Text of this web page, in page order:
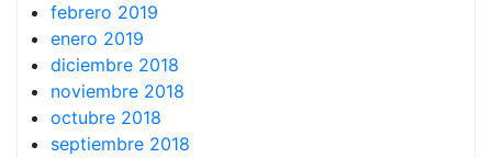
febrero 2019
enero 2019
diciembre 2018
noviembre 2018
octubre 2018
septiembre 2018